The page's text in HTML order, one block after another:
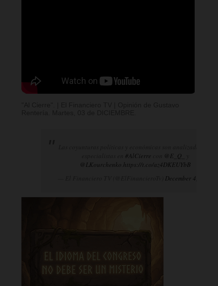
#AlCierre @E_Q_
@LKourchenko https://t.co/az4DKEUYbB
December 4, 2024